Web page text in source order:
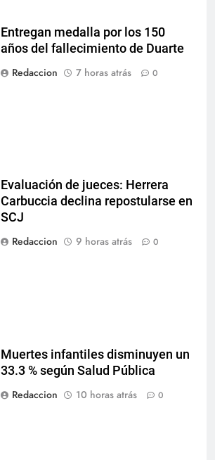
Entregan medalla por los 150
años del fallecimiento de Duarte
Redaccion
7 horas atrás 0
Evaluación de jueces: Herrera
Carbuccia declina repostularse en
SCJ
Redaccion
9 horas atrás 0
Muertes infantiles disminuyen un
33.3 % según Salud Pública
Redaccion
10 horas atrás 0